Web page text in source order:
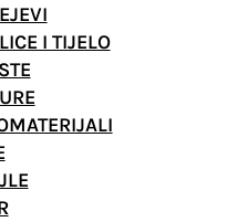
I TIJELO